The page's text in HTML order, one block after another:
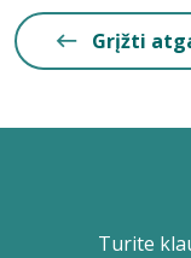
Grįžti
Turite